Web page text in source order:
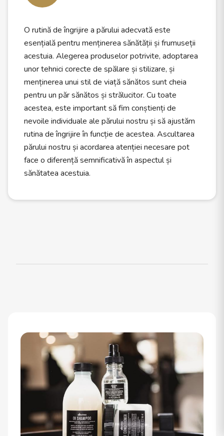
O rutină de îngrijire a părului adecvată este
esențială pentru menținerea sănătății și frumuseții
acestuia. Alegerea produselor potrivite, adoptarea
unor tehnici corecte de spălare și stilizare, și
menținerea unui stil de viață sănătos sunt cheia
pentru un păr sănătos și strălucitor. Cu toate
acestea, este important să fim conștienți de
nevoile individuale ale părului nostru și să ajustăm
rutina de îngrijire în funcție de acestea. Ascultarea
părului nostru și acordarea atenției necesare pot
face o diferență semnificativă în aspectul și
sănătatea acestuia.